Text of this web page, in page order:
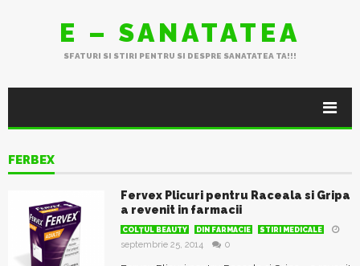
E – SANATATEA
SFATURI SI STIRI PENTRU SI DESPRE SANATATEA TA!!!
FERBEX
Fervex Plicuri pentru Raceala si Gripa
a revenit in farmacii
COLŢUL BEAUTY DIN FARMACIE STIRI MEDICALE
septembrie 25, 2014 0